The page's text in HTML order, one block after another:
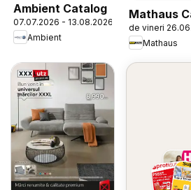
Ambient Catalog
07.07.2026 - 13.08.2026
Ambient
Mathaus
de vineri
Mathaus